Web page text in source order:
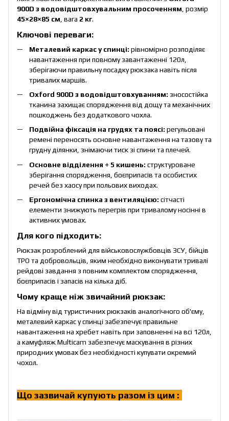
900D з водовідштовхувальним просоченням , розмір
45×28×85 см , вага 2 кг.
Ключові переваги:
Металевий каркас у спинці: рівномірно розподіляє
навантаження при повному завантаженні 120л,
зберігаючи правильну посадку рюкзака навіть після
тривалих маршів.
Oxford 900D з водовідштовхуванням: зносостійка
тканина захищає спорядження від дощу та механічних
пошкоджень без додаткового чохла.
Подвійна фіксація на грудях та поясі: регульовані
ремені переносять основне навантаження на тазову та
грудну ділянки, знімаючи тиск зі спини та плечей.
Основне відділення + 5 кишень: структуроване
зберігання спорядження, боєприпасів та особистих
речей без хаосу при польових виходах.
Ергономічна спинка з вентиляцією: сітчасті
елементи знижують перегрів при тривалому носінні в
активних умовах.
Для кого підходить:
Рюкзак розроблений для військовослужбовців ЗСУ, бійців
ТРО та добровольців, яким необхідно виконувати тривалі
рейдові завдання з повним комплектом спорядження,
боєприпасів і запасів на кілька діб.
Чому краще ніж звичайний рюкзак:
На відміну від туристичних рюкзаків аналогічного об'єму,
металевий каркас у спинці забезпечує правильне
навантаження на хребет навіть при заповненні на всі 120л,
а камуфляж Multicam забезпечує маскування в різних
природних умовах без необхідності купувати окремий
чохол.
Що зазвичай купують разом із цим :